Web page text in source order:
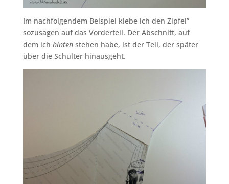
Im nachfolgendem Beispiel klebe ich den Zipfel”
sozusagen auf das Vorderteil. Der Abschnitt, auf
dem ich hintenstehen habe, ist der Teil, der später
über die Schulter hinausgeht.